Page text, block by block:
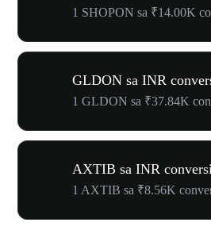
1 SHOPON sa ₹14.00K
GLDON sa INR
1 GLDON sa ₹37.84K
AXTIB sa INR
1 AXTIB sa ₹8.56K